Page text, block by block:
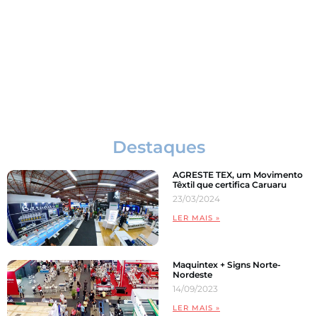
Destaques
AGRESTE TEX, um Movimento
Têxtil que certifica Caruaru
23/03/2024
LER MAIS »
Maquintex + Signs Norte-
Nordeste
14/09/2023
LER MAIS »